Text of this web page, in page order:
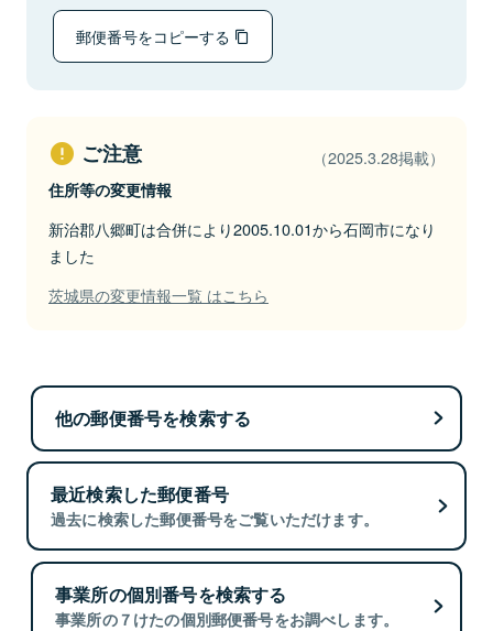
郵便番号をコピーする
ご注意 （2025.3.28掲載）
住所等の変更情報
新治郡八郷町は合併により2005.10.01から石岡市になり
ました
茨城県の変更情報一覧 はこちら
他の郵便番号を検索する
最近検索した郵便番号
過去に検索した郵便番号をご覧いただけます。
事業所の個別番号を検索する
事業所の７けたの個別郵便番号をお調べします。